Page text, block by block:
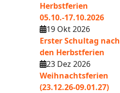
Herbstferien
05.10.-17.10.2026
19 Okt 2026
Erster Schultag nach
den Herbstferien
23 Dez 2026
Weihnachtsferien
(23.12.26-09.01.27)